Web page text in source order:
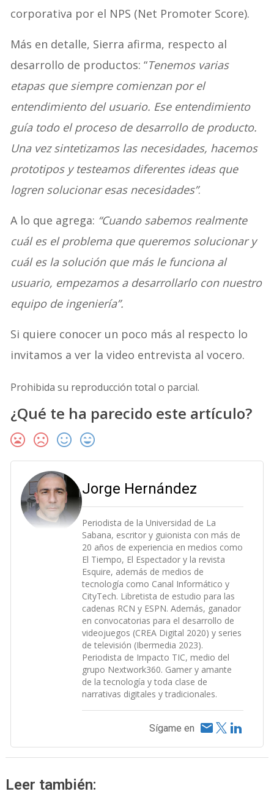
corporativa por el NPS (Net Promoter Score).
Más en detalle, Sierra afirma, respecto al
desarrollo de productos: “Tenemos varias
etapas que siempre comienzan por el
entendimiento del usuario. Ese entendimiento
guía todo el proceso de desarrollo de producto.
Una vez sintetizamos las necesidades, hacemos
prototipos y testeamos diferentes ideas que
logren solucionar esas necesidades”.
A lo que agrega: “Cuando sabemos realmente
cuál es el problema que queremos solucionar y
cuál es la solución que más le funciona al
usuario, empezamos a desarrollarlo con nuestro
equipo de ingeniería”.
Si quiere conocer un poco más al respecto lo
invitamos a ver la video entrevista al vocero.
Prohibida su reproducción total o parcial.
¿Qué te ha parecido este artículo?
Jorge Hernández
Periodista de la Universidad de La
Sabana, escritor y guionista con más de
20 años de experiencia en medios como
El Tiempo, El Espectador y la revista
Esquire, además de medios de
tecnología como Canal Informático y
CityTech. Libretista de estudio para las
cadenas RCN y ESPN. Además, ganador
en convocatorias para el desarrollo de
videojuegos (CREA Digital 2020) y series
de televisión (Ibermedia 2023).
Periodista de Impacto TIC, medio del
grupo Nextwork360. Gamer y amante
de la tecnología y toda clase de
narrativas digitales y tradicionales.
Sígame en
Leer también: